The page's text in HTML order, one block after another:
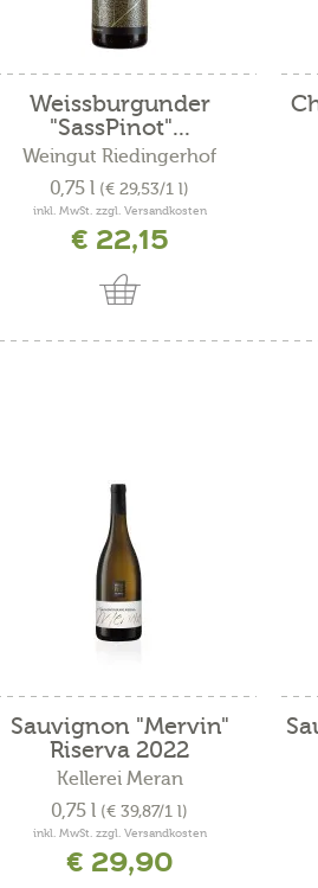
Weissburgunder
"SassPinot"...
Weingut Riedingerhof
0,75 l (€ 29,53/1 l)
inkl. MwSt. zzgl. Versandkosten
€ 22,15
Sauvignon "Mervin"
Riserva 2022
Kellerei Meran
0,75 l (€ 39,87/1 l)
inkl. MwSt. zzgl. Versandkosten
€ 29,90